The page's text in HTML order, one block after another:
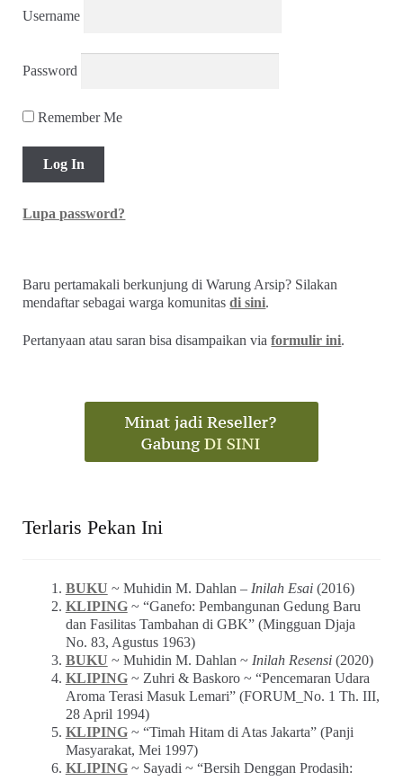
Username
Password
Remember Me
Lupa password?
Baru pertamakali berkunjung di Warung Arsip? Silakan
mendaftar sebagai warga komunitasdi sini.
Pertanyaan atau saran bisa disampaikan viaformulir ini.
Terlaris Pekan Ini
BUKU ~ Muhidin M. Dahlan – Inilah Esai(2016)
KLIPING~ “Ganefo: Pembangunan Gedung Baru
dan Fasilitas Tambahan di GBK” (Mingguan Djaja
No. 83, Agustus 1963)
BUKU ~ Muhidin M. Dahlan ~ Inilah Resensi(2020)
KLIPING~ Zuhri & Baskoro ~ “Pencemaran Udara
Aroma Terasi Masuk Lemari” (FORUM_No. 1 Th. III,
28 April 1994)
KLIPING~ “Timah Hitam di Atas Jakarta” (Panji
Masyarakat, Mei 1997)
KLIPING~ Sayadi ~ “Bersih Denggan Prodasih: